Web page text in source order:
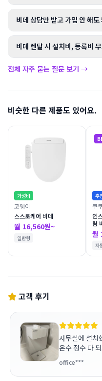
비데 상담만 받고 가입 안 해도
비데 렌탈 시 설치비, 등록비
전체 자주 묻는 질문 보기 →
비슷한 다른 제품도 있어요.
가성비
코웨이
스스로케어 비데
월 16,560원~
일반형
추
쿠
인
림
월
자
고객 후기
사무실에 설치
온수 정수 다
office***